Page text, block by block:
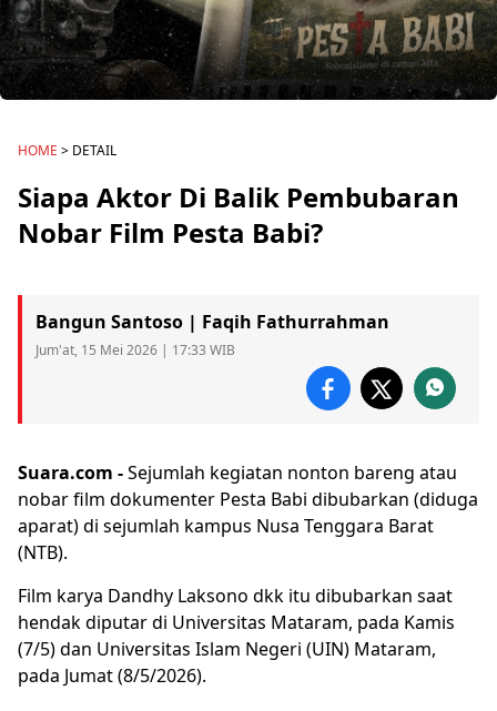
HOME > DETAIL
Siapa Aktor Di Balik Pembubaran
Nobar Film Pesta Babi?
Bangun Santoso | Faqih Fathurrahman
Jum'at, 15 Mei 2026 | 17:33 WIB
Suara.com -Sejumlah kegiatan nonton bareng atau
nobar film dokumenter Pesta Babi dibubarkan (diduga
aparat) di sejumlah kampus Nusa Tenggara Barat
(NTB).
Film karya Dandhy Laksono dkk itu dibubarkan saat
hendak diputar di Universitas Mataram, pada Kamis
(7/5) dan Universitas Islam Negeri (UIN) Mataram,
pada Jumat (8/5/2026).